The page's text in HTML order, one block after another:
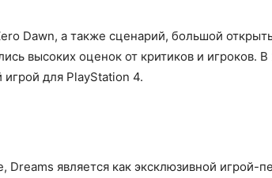
Dawn, а также сценарий, большой
высоких оценок от критиков и игроков.
для PlayStation 4.
Dreams является как эксклюзивной игрой-